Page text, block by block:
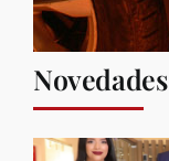
Novedades